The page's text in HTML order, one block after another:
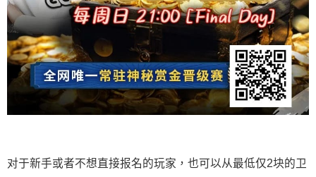
对于新手或者不想直接报名的玩家，也可以从最低仅2块的卫